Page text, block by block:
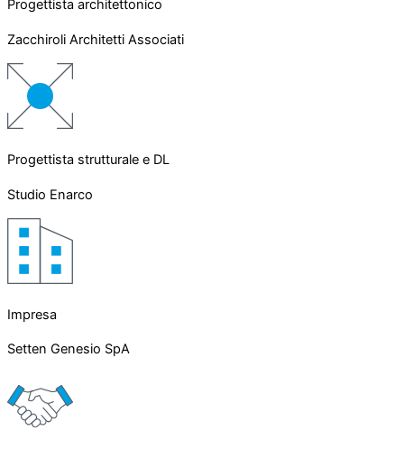
Progettista architettonico
Zacchiroli Architetti Associati
Progettista strutturale e DL
Studio Enarco
Impresa
Setten Genesio SpA